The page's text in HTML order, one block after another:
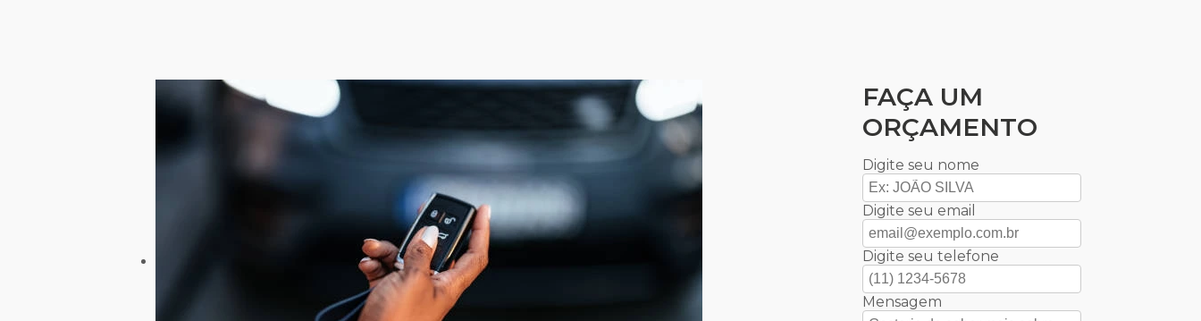
FAÇA UM
ORÇAMENTO
Digite seu nome
Digite seu email
Digite seu telefone
Mensagem